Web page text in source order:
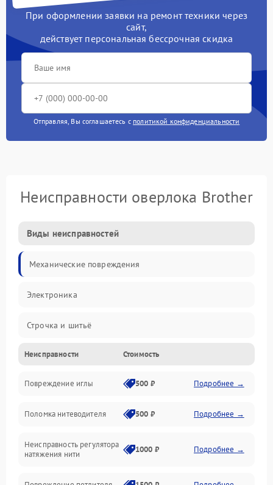
При оформлении заявки на ремонт техники через
сайт,
действует персональная бессрочная скидка
Отправляя, Вы соглашаетесь с политикой конфиденциальности
Неисправности оверлока Brother
Виды неисправностей
Механические повреждения
Электроника
Строчка и шитьё
Прочие неисправности
Подача ткани
Игловодитель и механизмы
Ножи и обрезка
Шпульки, нити и заправка
Неисправности Стоимость
Повреждение иглы 500 ₽ Подробнее →
Поломка нитеводителя 500 ₽ Подробнее →
Неисправность регулятора
натяжения нити
1000 ₽ Подробнее →